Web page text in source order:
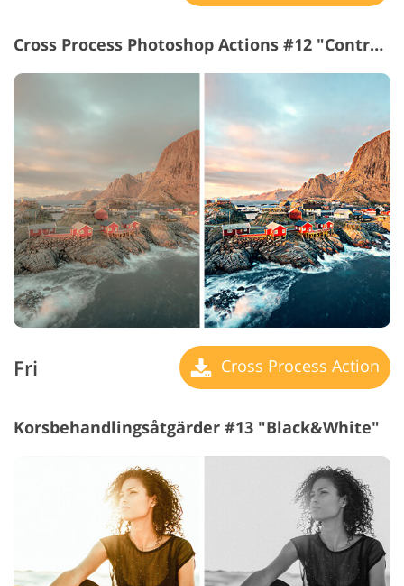
Cross Process Photoshop Actions #12 "Contrast"
Fri Cross Process Action
Korsbehandlingsåtgärder #13 "Black&White"